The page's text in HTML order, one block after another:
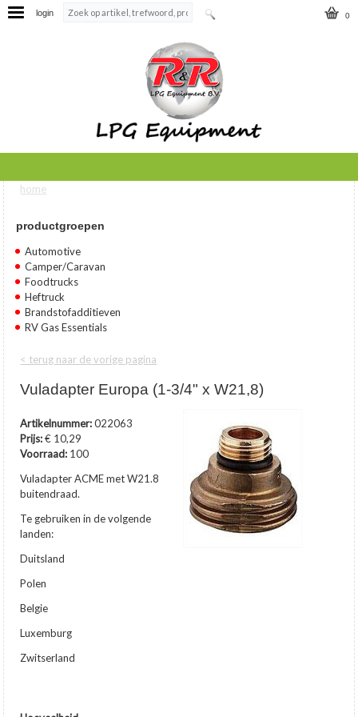
0
login
U bent hier
home
productgroepen
Automotive
Camper/Caravan
Foodtrucks
Heftruck
Brandstofadditieven
RV Gas Essentials
< terug naar de vorige pagina
Vuladapter Europa (1-3/4" x W21,8)
Artikelnummer:022063
Prijs: € 10,29
Voorraad: 100
Vuladapter ACME met W21.8
buitendraad.
Te gebruiken in de volgende
landen:
Duitsland
Polen
Belgie
Luxemburg
Zwitserland